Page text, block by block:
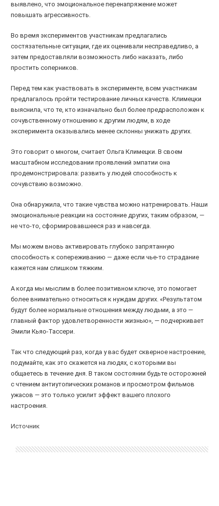
выявлено, что эмоциональное перенапряжение может
повышать агрессивность.
Во время экспериментов участникам предлагались
состязательные ситуации, где их оценивали несправедливо, а
затем предоставляли возможность либо наказать, либо
простить соперников.
Перед тем как участвовать в эксперименте, всем участникам
предлагалось пройти тестирование личных качеств. Климецки
выяснила, что те, кто изначально был более предрасположен к
сочувственному отношению к другим людям, в ходе
эксперимента оказывались менее склонны унижать других.
Это говорит о многом, считает Ольга Климецки. В своем
масштабном исследовании проявлений эмпатии она
продемонстрировала: развить у людей способность к
сочувствию возможно.
Она обнаружила, что такие чувства можно натренировать. Наши
эмоциональные реакции на состояние других, таким образом, —
не что-то, сформировавшееся раз и навсегда.
Мы можем вновь активировать глубоко запрятанную
способность к сопереживанию — даже если чье-то страдание
кажется нам слишком тяжким.
А когда мы мыслим в более позитивном ключе, это помогает
более внимательно относиться к нуждам других. «Результатом
будут более нормальные отношения между людьми, а это —
главный фактор удовлетворенности жизнью», — подчеркивает
Эмили Кьяо-Тассери.
Так что следующий раз, когда у вас будет скверное настроение,
подумайте, как это скажется на людях, с которыми вы
общаетесь в течение дня. В таком состоянии будьте осторожней
с чтением антиутопических романов и просмотром фильмов
ужасов — это только усилит эффект вашего плохого
настроения.
Источник